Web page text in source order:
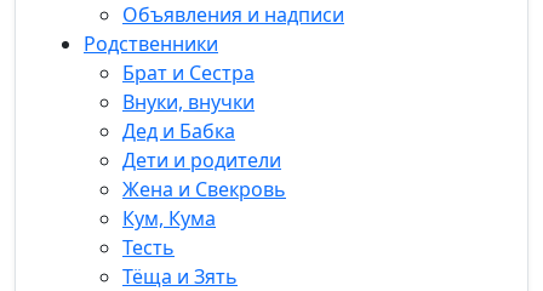
Объявления и надписи
Родственники
Брат и Сестра
Внуки, внучки
Дед и Бабка
Дети и родители
Жена и Свекровь
Кум, Кума
Тесть
Тёща и Зять